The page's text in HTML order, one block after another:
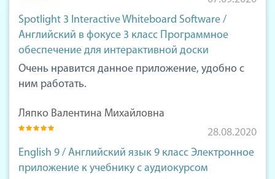
Spotlight 3 Interactive Whiteboard Software /
Английский в фокусе 3 класс Программное
обеспечение для интерактивной доски
Очень нравится данное приложение, удобно с
ним работать.
Ляпко Валентина Михайловна
28.08.2020
English 9 / Английский язык 9 класс Электронное
приложение к учебнику с аудиокурсом